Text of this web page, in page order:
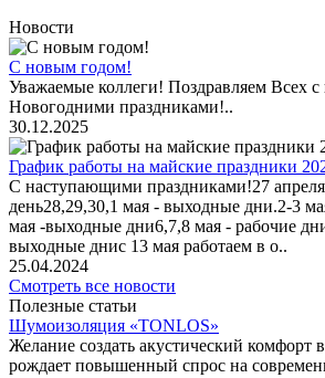
Новости
С новым годом!
Уважаемые коллеги! Поздравляем Всех
Новогодними праздниками!..
30.12.2025
График работы на майские праздники
С наступающими праздниками!27
день28,29,30,1 мая - выходные дни.2-3
мая -выходные дни6,7,8 мая - рабочие
выходные днис 13 мая работаем в о..
25.04.2024
Смотреть все новости
Полезные статьи
Шумоизоляция «TONLOS»
Желание создать акустический комфорт
рождает повышенный спрос на